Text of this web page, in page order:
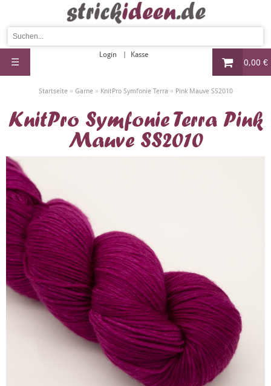
0,00 €
Login Kasse
☰
Startseite» Garne» KnitPro Symfonie Terra » Pink Mauve SS2010
KnitPro Symfonie Terra Pink
Mauve SS2010